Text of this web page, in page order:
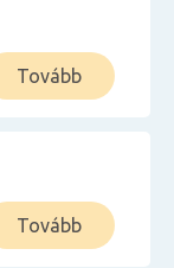
Tovább
Tovább